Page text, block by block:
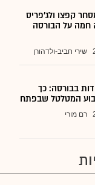
קפצו ולג'פריס
חמה על הבורסה
שירי חביב-ולדהורן
בבורסה: כך
המטלטל שבפתח
רם מורי